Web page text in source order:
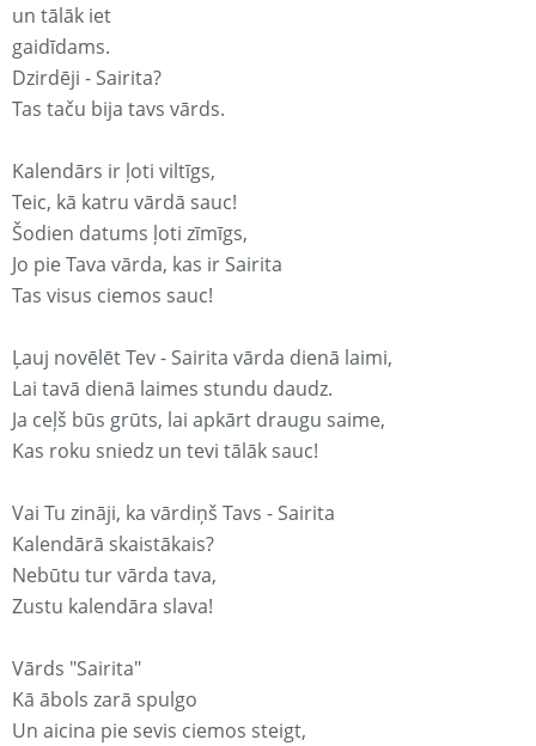
un tālāk iet
gaidīdams.
Dzirdēji - Sairita?
Tas taču bija tavs vārds.
Kalendārs ir ļoti viltīgs,
Teic, kā katru vārdā sauc!
Šodien datums ļoti zīmīgs,
Jo pie Tava vārda, kas ir Sairita
Tas visus ciemos sauc!
Ļauj novēlēt Tev - Sairita vārda dienā laimi,
Lai tavā dienā laimes stundu daudz.
Ja ceļš būs grūts, lai apkārt draugu saime,
Kas roku sniedz un tevi tālāk sauc!
Vai Tu zināji, ka vārdiņš Tavs - Sairita
Kalendārā skaistākais?
Nebūtu tur vārda tava,
Zustu kalendāra slava!
Vārds "Sairita"
Kā ābols zarā spulgo
Un aicina pie sevis ciemos steigt,